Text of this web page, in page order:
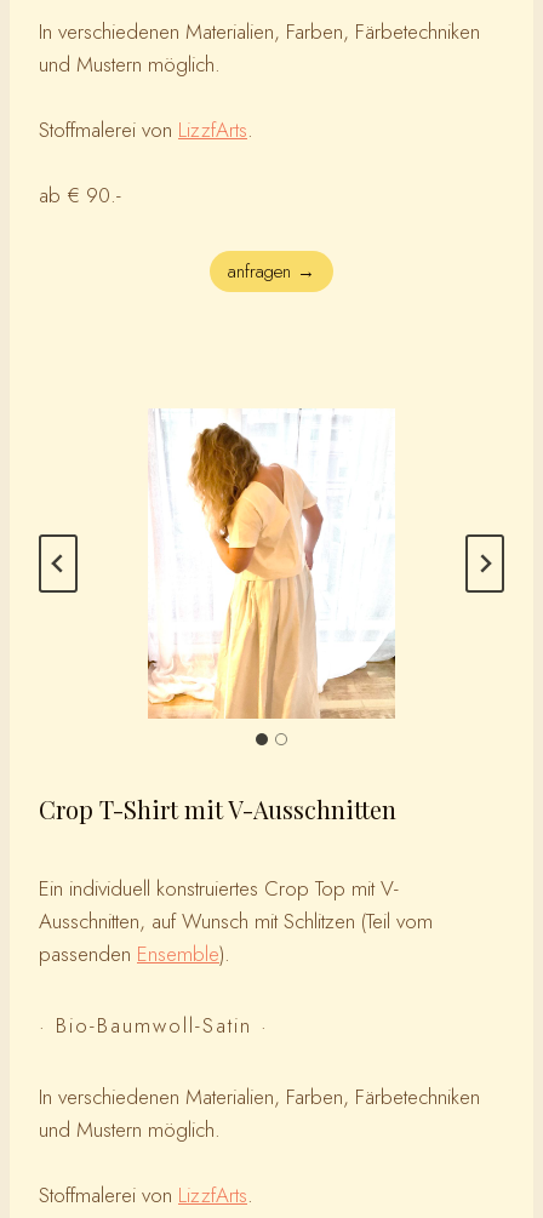
In verschiedenen Materialien, Farben, Färbetechniken
und Mustern möglich.
Stoffmalerei von LizzfArts.
ab € 90.-
anfragen →
Crop T-Shirt mit V-Ausschnitten
Ein individuell konstruiertes Crop Top mit V-
Ausschnitten, auf Wunsch mit Schlitzen (Teil vom
passenden Ensemble).
· Bio-Baumwoll-Satin ·
In verschiedenen Materialien, Farben, Färbetechniken
und Mustern möglich.
Stoffmalerei von LizzfArts.